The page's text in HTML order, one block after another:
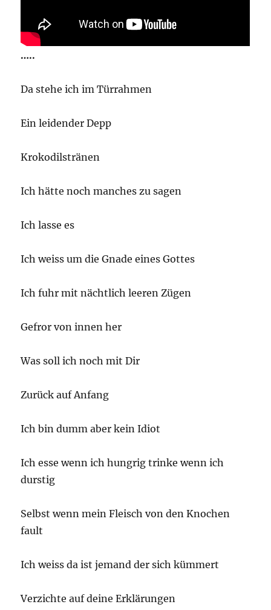
…..
Da stehe ich im Türrahmen
Ein leidender Depp
Krokodilstränen
Ich hätte noch manches zu sagen
Ich lasse es
Ich weiss um die Gnade eines Gottes
Ich fuhr mit nächtlich leeren Zügen
Gefror von innen her
Was soll ich noch mit Dir
Zurück auf Anfang
Ich bin dumm aber kein Idiot
Ich esse wenn ich hungrig trinke wenn ich
durstig
Selbst wenn mein Fleisch von den Knochen
fault
Ich weiss da ist jemand der sich kümmert
Verzichte auf deine Erklärungen